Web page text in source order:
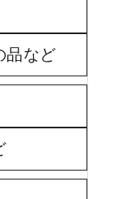
品など